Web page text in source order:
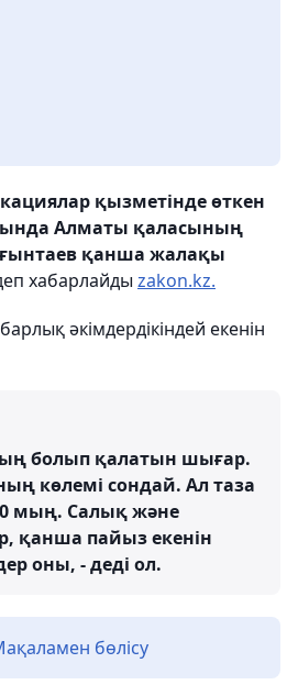
қызметінде өткен
Алматы қаласының
қанша жалақы
хабарлайды zakon.kz.
әкімдердікіндей екенін
болып қалатын шығар.
көлемі сондай. Ал таза
мың. Салық және
қанша пайыз екенін
оны, - деді ол.
бөлісу